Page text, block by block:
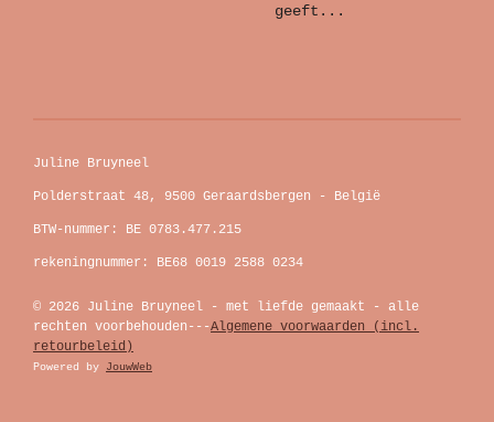
geeft...
Juline Bruyneel
Polderstraat 48, 9500 Geraardsbergen - België
BTW-nummer: BE 0783.477.215
rekeningnummer: BE68 0019 2588 0234
© 2026 Juline Bruyneel - met liefde gemaakt - alle
rechten voorbehouden---Algemene voorwaarden (incl.
retourbeleid)
Powered by JouwWeb